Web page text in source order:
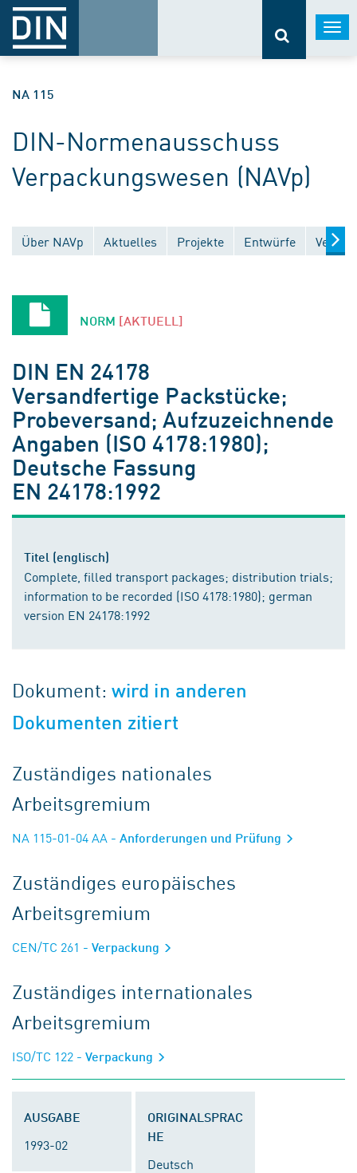
NA 115
DIN-Normenausschuss
Verpackungswesen (NAVp)
Über NAVp Aktuelles Projekte Entwürfe
NORM [AKTUELL]
DIN EN 24178
Versandfertige Packstücke;
Probeversand; Aufzuzeichnende
Angaben (ISO 4178:1980);
Deutsche Fassung
EN 24178:1992
Titel (englisch)
Complete, filled transport packages; distribution trials;
information to be recorded (ISO 4178:1980); german
version EN 24178:1992
Dokument:wird in anderen
Dokumenten zitiert
Zuständiges nationales
Arbeitsgremium
NA 115-01-04 AA - Anforderungen und Prüfung
Zuständiges europäisches
Arbeitsgremium
CEN/TC 261 - Verpackung
Zuständiges internationales
Arbeitsgremium
ISO/TC 122 - Verpackung
AUSGABE
1993-02
ORIGINALSPRAC
HE
Deutsch